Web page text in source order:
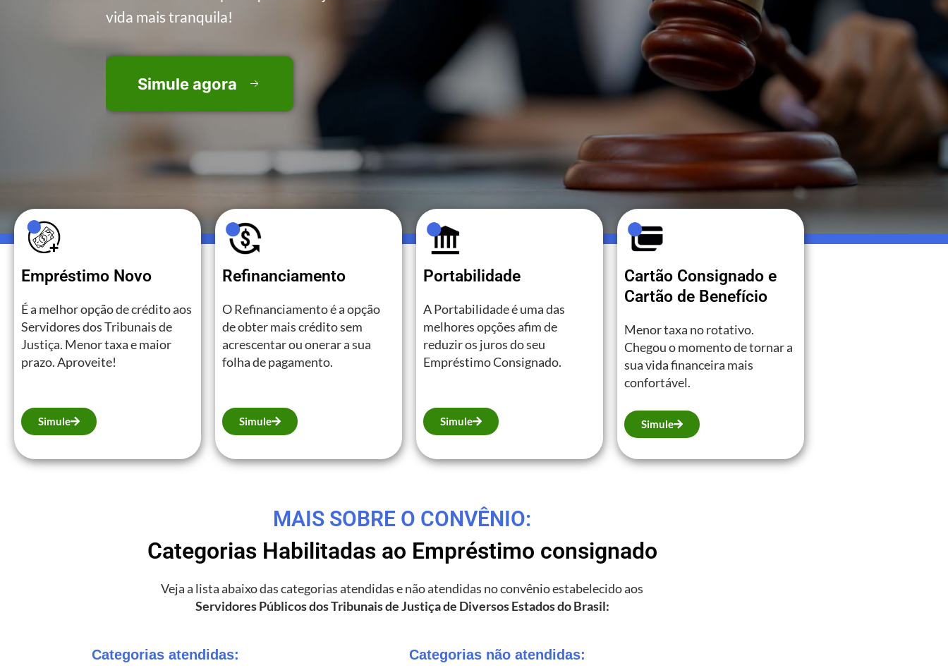
vida mais tranquila!
Simule agora
Empréstimo Novo
É a melhor opção de crédito aos
Servidores dos Tribunais de
Justiça. Menor taxa e maior
prazo. Aproveite!
Simule
Refinanciamento
O Refinanciamento é a opção
de obter mais crédito sem
acrescentar ou onerar a sua
folha de pagamento.
Simule
Portabilidade
A Portabilidade é uma das
melhores opções afim de
reduzir os juros do seu
Empréstimo Consignado.
Simule
Cartão Consignado e
Cartão de Benefício
Menor taxa no rotativo.
Chegou o momento de tornar a
sua vida financeira mais
confortável.
Simule
MAIS SOBRE O CONVÊNIO:
Categorias Habilitadas ao Empréstimo consignado
Veja a lista abaixo das categorias atendidas e não atendidas no convênio estabelecido aos
Servidores Públicos dos Tribunais de Justiça de Diversos Estados do Brasil:
Categorias atendidas: Categorias não atendidas: